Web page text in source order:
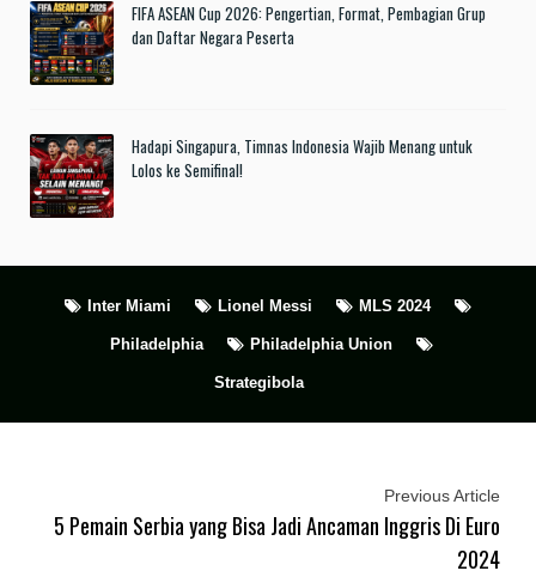
FIFA ASEAN Cup 2026: Pengertian, Format, Pembagian Grup
dan Daftar Negara Peserta
Hadapi Singapura, Timnas Indonesia Wajib Menang untuk
Lolos ke Semifinal!
Inter Miami Lionel Messi MLS 2024
Philadelphia Philadelphia Union
Strategibola
Previous Article
5 Pemain Serbia yang Bisa Jadi Ancaman Inggris Di Euro
2024